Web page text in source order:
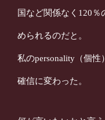
国など関係なく120
められるのだと。
私のpersonality（個
確信に変わった。